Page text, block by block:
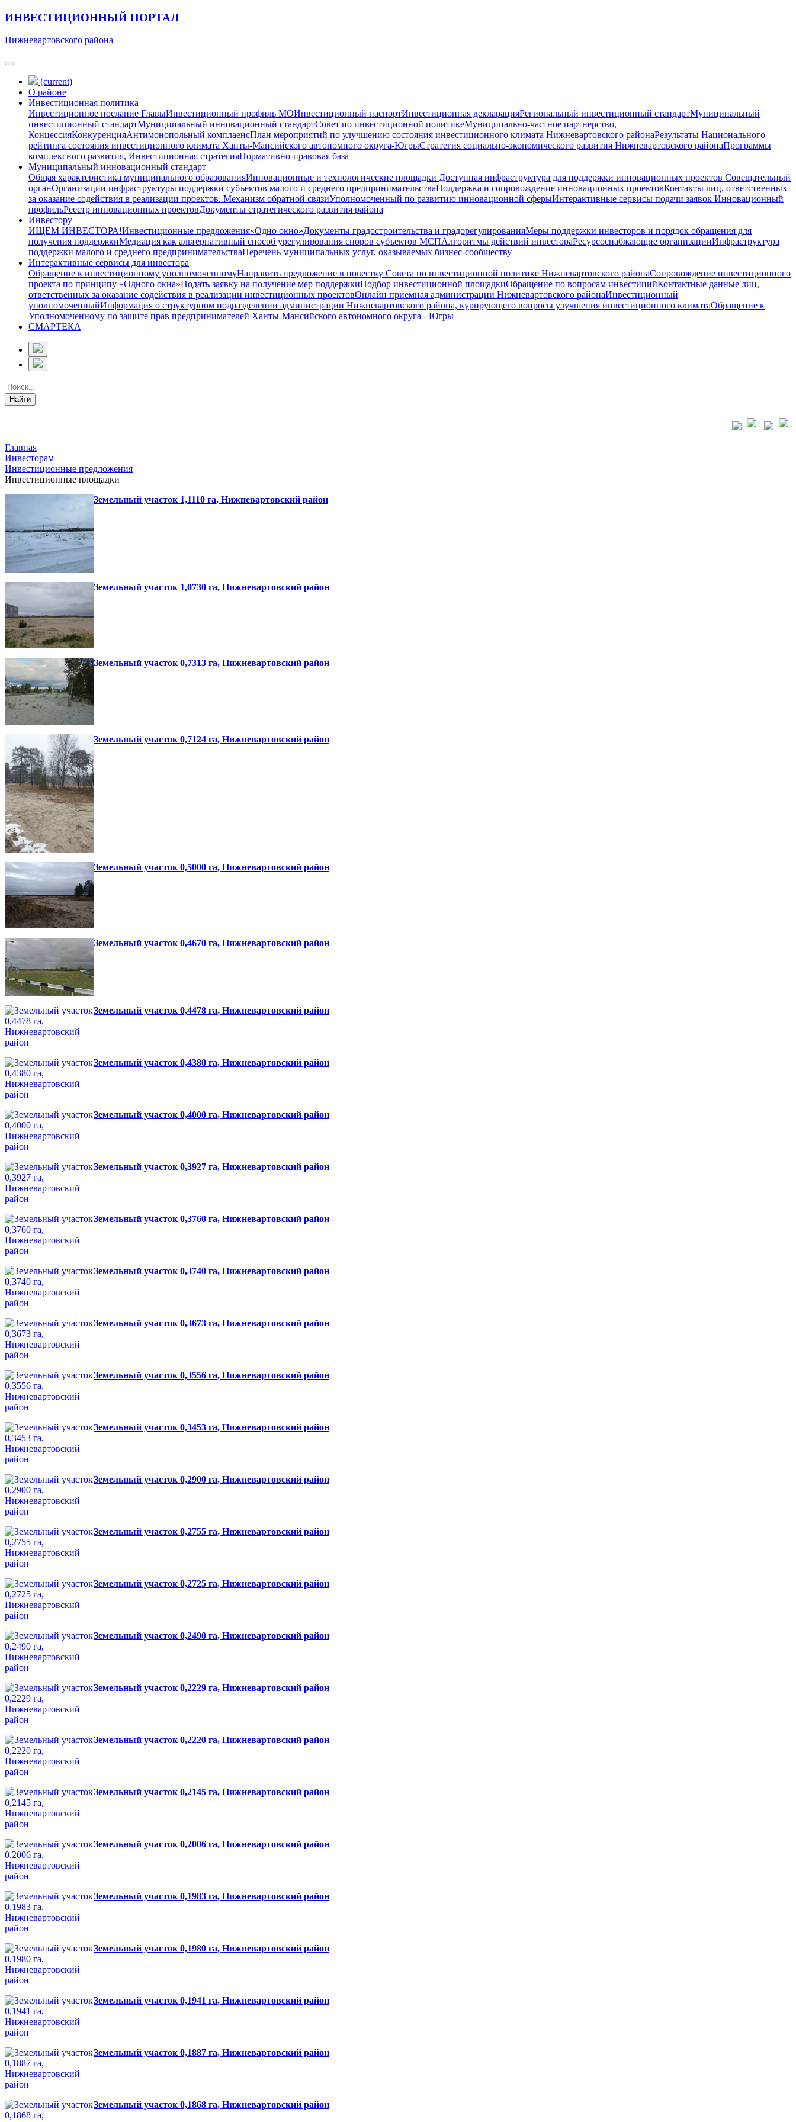
ИНВЕСТИЦИОННЫЙ ПОРТАЛ
Нижневартовского района
(current)
О районе
Инвестиционная политика
Инвестиционное послание ГлавыИнвестиционный профиль МОИнвестиционный паспортИнвестиционная декларацияРегиональный инвестиционный стандартМуниципальный
инвестиционный стандартМуниципальный инновационный стандартСовет по инвестиционной политикеМуниципально-частное партнерство,
КонцессияКонкуренцияАнтимонопольный комплаенсПлан мероприятий по улучшению состояния инвестиционного климата Нижневартовского районаРезультаты Национального
рейтинга состояния инвестиционного климата Ханты-Мансийского автономного округа-ЮгрыСтратегия социально-экономического развития Нижневартовского районаПрограммы
комплексного развития, Инвестиционная стратегияНормативно-правовая база
Муниципальный инновационный стандарт
Общая характеристика муниципального образованияИнновационные и технологические площадки Доступная инфраструктура для поддержки инновационных проектов Совещательный
органОрганизации инфраструктуры поддержки субъектов малого и среднего предпринимательстваПоддержка и сопровождение инновационных проектовКонтакты лиц, ответственных
за оказание содействия в реализации проектов. Механизм обратной связиУполномоченный по развитию инновационной сферыИнтерактивные сервисы подачи заявок Инновационный
профильРеестр инновационных проектовДокументы стратегического развития района
Инвестору
ИЩЕМ ИНВЕСТОРА!Инвестиционные предложения«Одно окно»Документы градостроительства и градорегулированияМеры поддержки инвесторов и порядок обращения для
получения поддержкиМедиация как альтернативный способ урегулирования споров субъектов МСПАлгоритмы действий инвестораРесурсоснабжающие организацииИнфраструктура
поддержки малого и среднего предпринимательстваПеречень муниципальных услуг, оказываемых бизнес-сообществу
Интерактивные сервисы для инвестора
Обращение к инвестиционному уполномоченномуНаправить предложение в повестку Совета по инвестиционной политике Нижневартовского районаСопровождение инвестиционного
проекта по принципу «Одного окна»Подать заявку на получение мер поддержкиПодбор инвестиционной площадкиОбращение по вопросам инвестицийКонтактные данные лиц,
ответственных за оказание содействия в реализации инвестиционных проектовОнлайн приемная администрации Нижневартовского районаИнвестиционный
уполномоченныйИнформация о структурном подразделении администрации Нижневартовского района, курирующего вопросы улучшения инвестиционного климатаОбращение к
Уполномоченному по защите прав предпринимателей Ханты-Мансийского автономного округа - Югры
СМАРТЕКА
Главная
Инвесторам
Инвестиционные предложения
Инвестиционные площадки
Земельный участок 1,1110 га, Нижневартовский район
Земельный участок 1,0730 га, Нижневартовский район
Земельный участок 0,7313 га, Нижневартовский район
Земельный участок 0,7124 га, Нижневартовский район
Земельный участок 0,5000 га, Нижневартовский район
Земельный участок 0,4670 га, Нижневартовский район
Земельный участок 0,4478 га, Нижневартовский район
Земельный участок 0,4380 га, Нижневартовский район
Земельный участок 0,4000 га, Нижневартовский район
Земельный участок 0,3927 га, Нижневартовский район
Земельный участок 0,3760 га, Нижневартовский район
Земельный участок 0,3740 га, Нижневартовский район
Земельный участок 0,3673 га, Нижневартовский район
Земельный участок 0,3556 га, Нижневартовский район
Земельный участок 0,3453 га, Нижневартовский район
Земельный участок 0,2900 га, Нижневартовский район
Земельный участок 0,2755 га, Нижневартовский район
Земельный участок 0,2725 га, Нижневартовский район
Земельный участок 0,2490 га, Нижневартовский район
Земельный участок 0,2229 га, Нижневартовский район
Земельный участок 0,2220 га, Нижневартовский район
Земельный участок 0,2145 га, Нижневартовский район
Земельный участок 0,2006 га, Нижневартовский район
Земельный участок 0,1983 га, Нижневартовский район
Земельный участок 0,1980 га, Нижневартовский район
Земельный участок 0,1941 га, Нижневартовский район
Земельный участок 0,1887 га, Нижневартовский район
Земельный участок 0,1868 га, Нижневартовский район